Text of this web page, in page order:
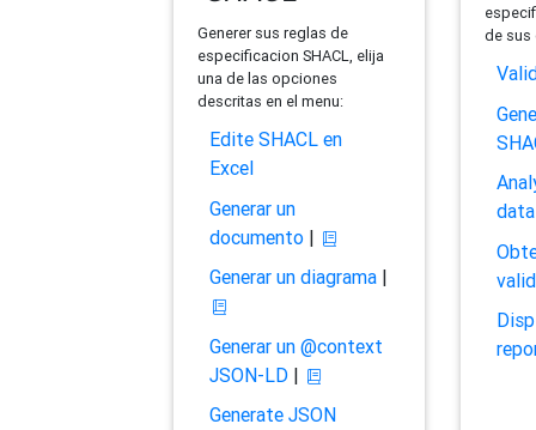
Generer sus reglas de
especificacion SHACL, elija
una de las opciones
descritas en el menu:
Edite SHACL en
Excel
Generar un
documento|
Generar un diagrama|
Generar un @context
JSON-LD|
Generate JSON
de sus